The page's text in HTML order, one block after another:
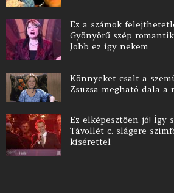
Ez a számok
Gyönyörű szép
Jobb ez így nekem
Könnyeket csalt a
Zsuzsa megható dala a
Ez elképesztően jó! Így
Távollét c. slágere
kísérettel